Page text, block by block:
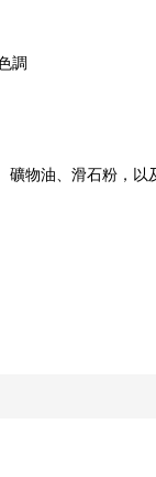
調
礦物油、滑石粉，以